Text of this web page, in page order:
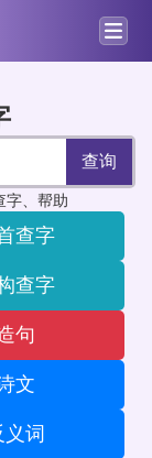
查询
字、帮助
查字
查字
句
文
义词